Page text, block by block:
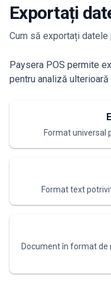
Exportați
Cum să exportați datele
Paysera POS permite
pentru analiză
Format universal
Format text
Document în format